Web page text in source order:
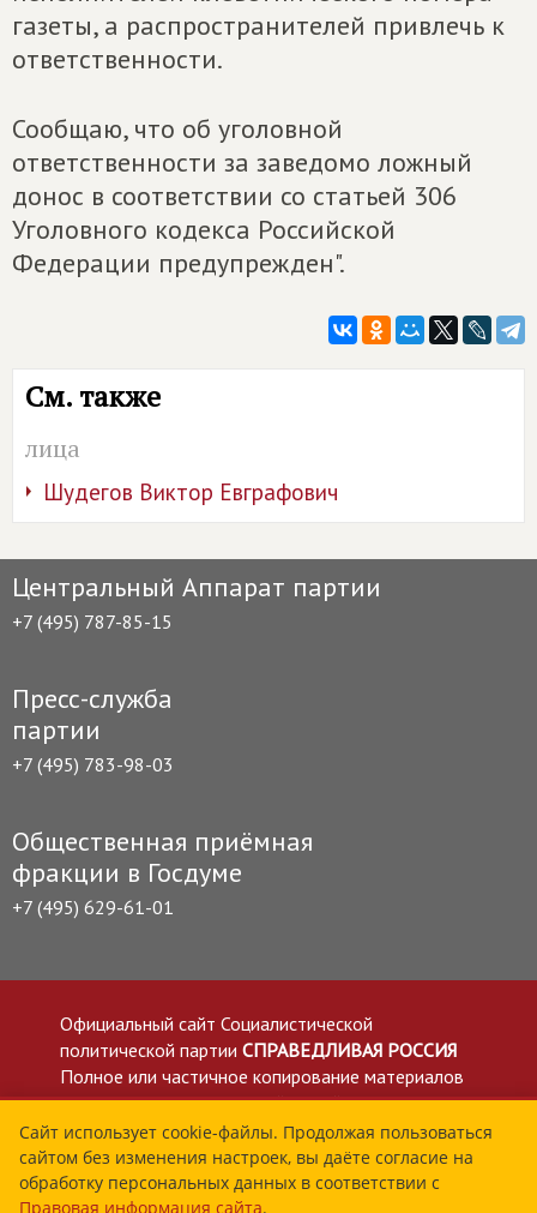
газеты, а распространителей привлечь к
ответственности.
Сообщаю, что об уголовной
ответственности за заведомо ложный
донос в соответствии со статьей 306
Уголовного кодекса Российской
Федерации предупрежден".
См. также
лица
Шудегов Виктор Евграфович
Центральный Аппарат партии
+7 (495) 787-85-15
Пресс-служба
партии
+7 (495) 783-98-03
Общественная приёмная
фракции в Госдуме
+7 (495) 629-61-01
Официальный сайт Социалистической
политической партии СПРАВЕДЛИВАЯ РОССИЯ
Полное или частичное копирование материалов
приветствуется со ссылкой на сайт spravedlivo.ru
Политика в отношении обработки персональных
данных
Все материалы сайта spravedlivo.ru доступны по
Сайт использует cookie-файлы. Продолжая пользоваться
сайтом без изменения настроек, вы даёте согласие на
обработку персональных данных в соответствии с
Правовая информация сайта.